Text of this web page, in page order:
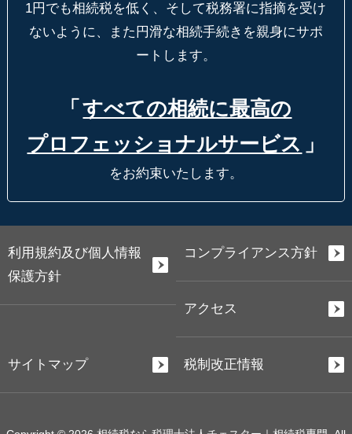
1円でも相続税を低く、そして税務署に指摘を受け
ないように、
また円滑な相続手続きを親身にサポ
ートします。
「 すべての相続に最高の
プロフェッショナルサービス 」
をお約束いたします。
利用規約及び個人情報
保護方針
コンプライアンス方針
アクセス
サイトマップ 税制改正情報